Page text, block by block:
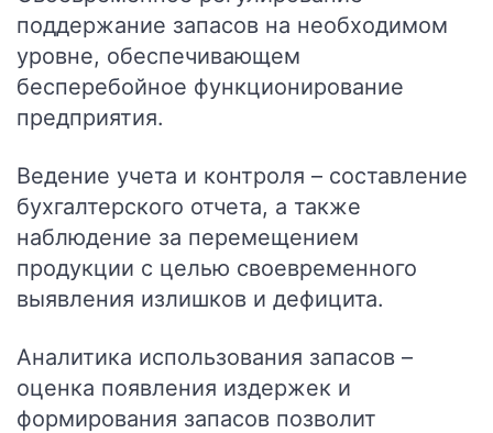
поддержание запасов на необходимом
уровне, обеспечивающем
бесперебойное функционирование
предприятия.
Ведение учета и контроля – составление
бухгалтерского отчета, а также
наблюдение за перемещением
продукции с целью своевременного
выявления излишков и дефицита.
Аналитика использования запасов –
оценка появления издержек и
формирования запасов позволит